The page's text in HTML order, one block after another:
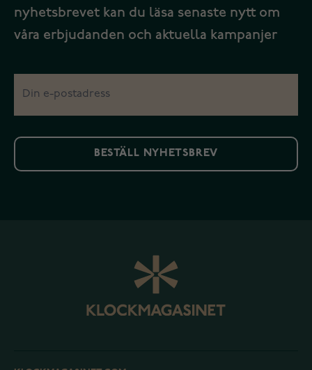
nyhetsbrevet kan du läsa senaste nytt om
våra erbjudanden och aktuella kampanjer
BESTÄLL NYHETSBREV